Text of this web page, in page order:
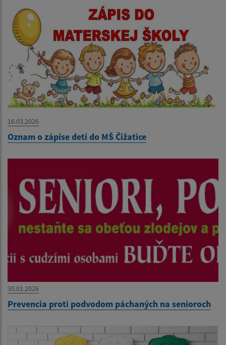
16.03.2026
Oznam o zápise detí do MŠ Čižatice
30.01.2026
Prevencia proti podvodom páchaných na senioroch